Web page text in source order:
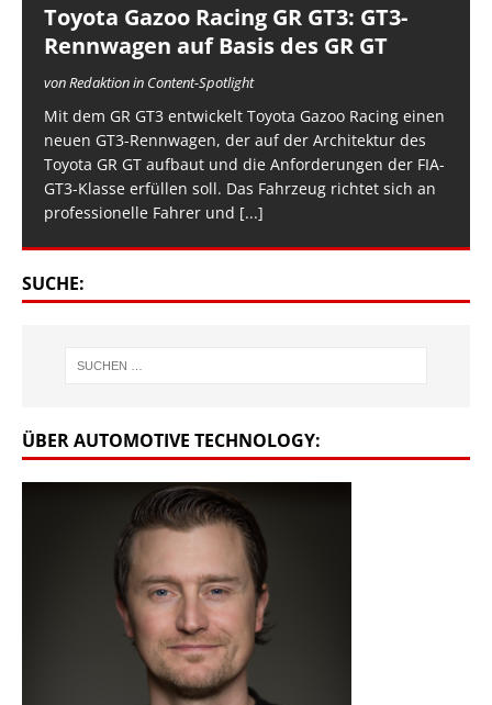
Toyota Gazoo Racing GR GT3: GT3-
Rennwagen auf Basis des GR GT
von Redaktion in Content-Spotlight
Mit dem GR GT3 entwickelt Toyota Gazoo Racing einen
neuen GT3-Rennwagen, der auf der Architektur des
Toyota GR GT aufbaut und die Anforderungen der FIA-
GT3-Klasse erfüllen soll. Das Fahrzeug richtet sich an
professionelle Fahrer und [...]
SUCHE:
ÜBER AUTOMOTIVE TECHNOLOGY: